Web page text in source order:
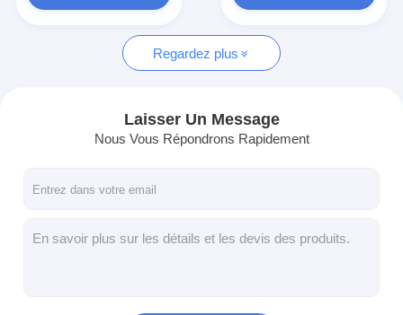
Discuter Maintenant
double écran dégrossi d'affichage à cristaux liquides
Affichage extérieur d'affichage à cristaux liquides
Regardez plus
Laisser Un Message
Nous Vous Répondrons Rapidement